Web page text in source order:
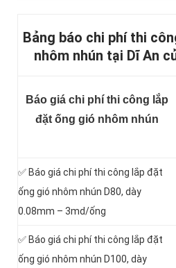
Bảng báo chi phí thi
nhôm nhún tại Dĩ An
Báo giá chi phí thi công lắp
đặt ống gió nhôm nhún
✅ Báo giá chi phí thi công lắp đặt
ống gió nhôm nhún D80, dày
0.08mm – 3md/ống
✅ Báo giá chi phí thi công lắp đặt
ống gió nhôm nhún D100, dày